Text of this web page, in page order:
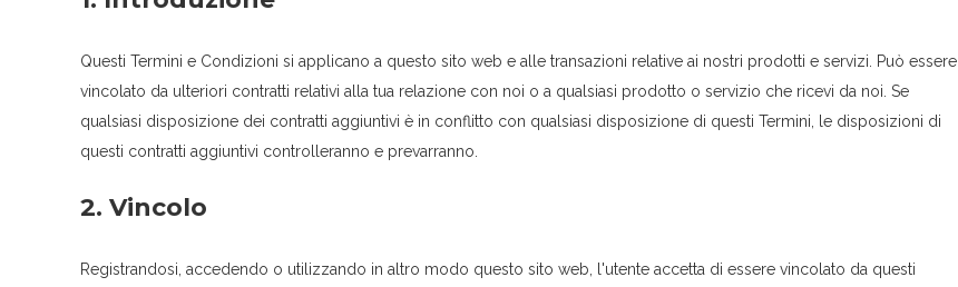
Questi Termini e Condizioni si applicano a questo sito web e alle transazioni relative ai nostri prodotti e servizi. Può essere
vincolato da ulteriori contratti relativi alla tua relazione con noi o a qualsiasi prodotto o servizio che ricevi da noi. Se
qualsiasi disposizione dei contratti aggiuntivi è in conflitto con qualsiasi disposizione di questi Termini, le disposizioni di
questi contratti aggiuntivi controlleranno e prevarranno.
2. Vincolo
Registrandosi, accedendo o utilizzando in altro modo questo sito web, l'utente accetta di essere vincolato da questi